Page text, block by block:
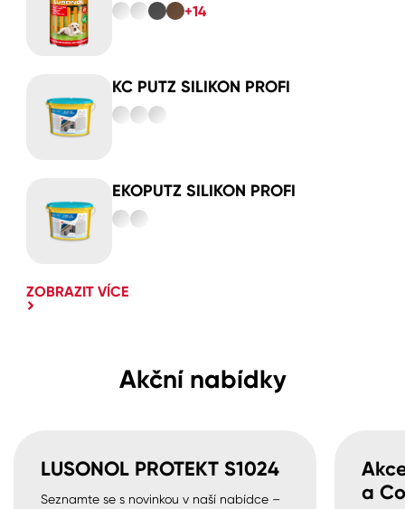
+14
KC PUTZ SILIKON PROFI
EKOPUTZ SILIKON PROFI
ZOBRAZIT VÍCE
Akční nabídky
LUSONOL PROTEKT S1024
Seznamte se s novinkou v naší nabídce –
a